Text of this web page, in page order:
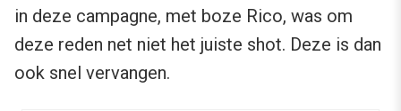
in deze campagne, met boze Rico, was om
deze reden net niet het juiste shot. Deze is dan
ook snel vervangen.